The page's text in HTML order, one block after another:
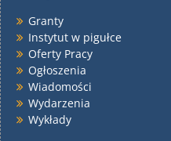
Granty
Instytut w pigułce
Oferty Pracy
Ogłoszenia
Wiadomości
Wydarzenia
Wykłady